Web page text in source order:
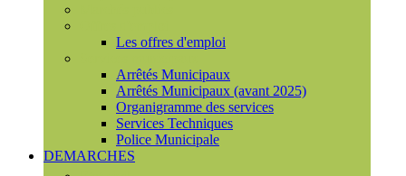
Les offres d'emploi
Arrêtés Municipaux
Arrêtés Municipaux (avant 2025)
Organigramme des services
Services Techniques
Police Municipale
DEMARCHES